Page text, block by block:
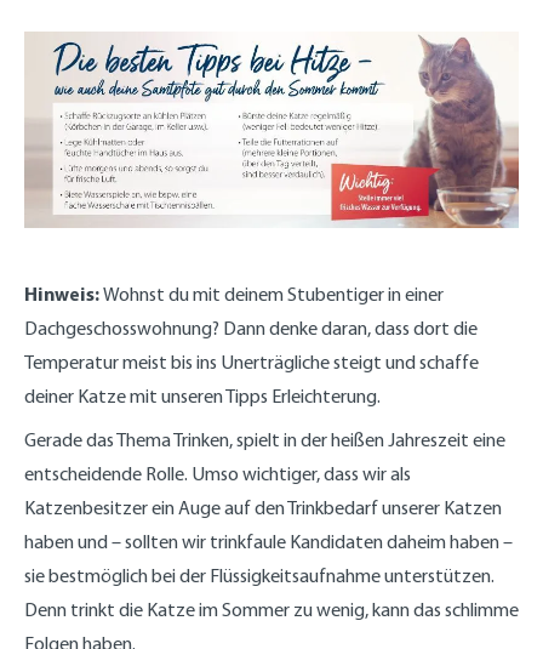
Hinweis:Wohnst du mit deinem Stubentiger in einer
Dachgeschosswohnung? Dann denke daran, dass dort die
Temperatur meist bis ins Unerträgliche steigt und schaffe
deiner Katze mit unseren Tipps Erleichterung.
Gerade das Thema Trinken, spielt in der heißen Jahreszeit eine
entscheidende Rolle. Umso wichtiger, dass wir als
Katzenbesitzer ein Auge auf den Trinkbedarf unserer Katzen
haben und – sollten wir trinkfaule Kandidaten daheim haben –
sie bestmöglich bei der Flüssigkeitsaufnahme unterstützen.
Denn trinkt die Katze im Sommer zu wenig, kann das schlimme
Folgen haben.